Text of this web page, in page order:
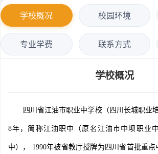
学校概况 校园环境
专业学费 联系方式
学校概况
四川省江油市职业中学校（四川长城职业
8年，简称江油职中（原名江油市中坝职业
中）， 1990年被省教厅授牌为四川省首批重点